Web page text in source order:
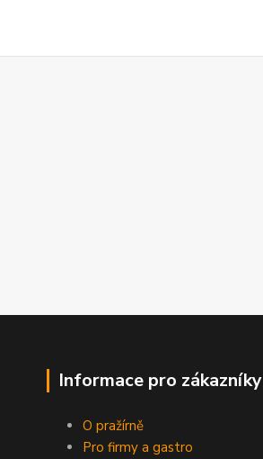
Informace pro zákazníky
O pražírně
Pro firmy a gastro